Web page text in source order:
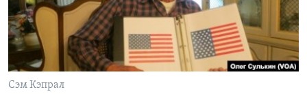
Learning English
СОЦИАЛЬНЫЕ СЕТИ
Сэм Кэпрал